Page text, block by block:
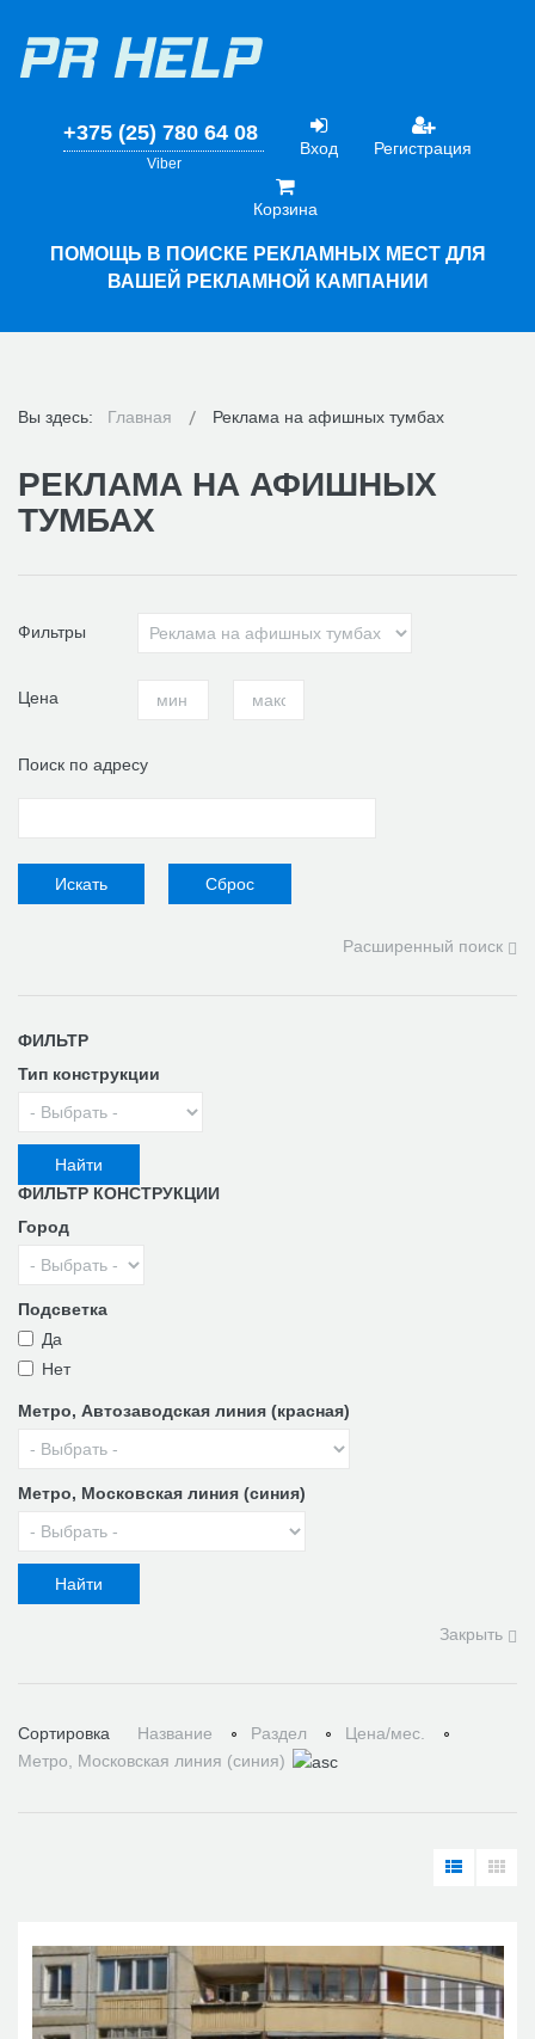
+375 (25) 780 64 08
Viber
Вход Регистрация
Корзина
ПОМОЩЬ В ПОИСКЕ РЕКЛАМНЫХ МЕСТ ДЛЯ
ВАШЕЙ РЕКЛАМНОЙ КАМПАНИИ
Вы здесь: Главная Реклама на афишных тумбах
РЕКЛАМА НА АФИШНЫХ
ТУМБАХ
Фильтры
Цена
Поиск по адресу
Расширенный поиск
ФИЛЬТР
Тип конструкции
ФИЛЬТР КОНСТРУКЦИИ
Город
Подсветка
Да
Нет
Метро, Автозаводская линия (красная)
Метро, Московская линия (синия)
Закрыть
Сортировка Название Раздел
Цена/мес.
Метро, Московская линия (синия)